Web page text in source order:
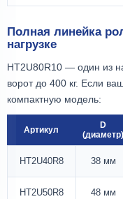
Полная линейка
нагрузке
HT2U80R10 — один из
ворот до 400 кг. Если
компактную модель:
Артикул
D
(диаметр)
HT2U40R8 38 мм
HT2U50R8 48 мм